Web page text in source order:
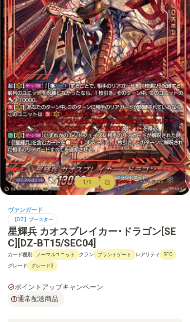
【DZ】その他ブースター
【DZ】デッキなど
【D】ブースター
【D】その他ブースター
【D】デッキなど
【DPR】PRカード
1/1
ヴァンガード
【DZ】ブースター
星輝兵 カオスブレイカー･ドラゴン[SE
C][DZ-BT15/SEC04]
カード種別 ノーマルユニット クラン ブラントゲート レアリティ SEC
グレード グレード3
ポイントアップキャンペーン
通常配送商品